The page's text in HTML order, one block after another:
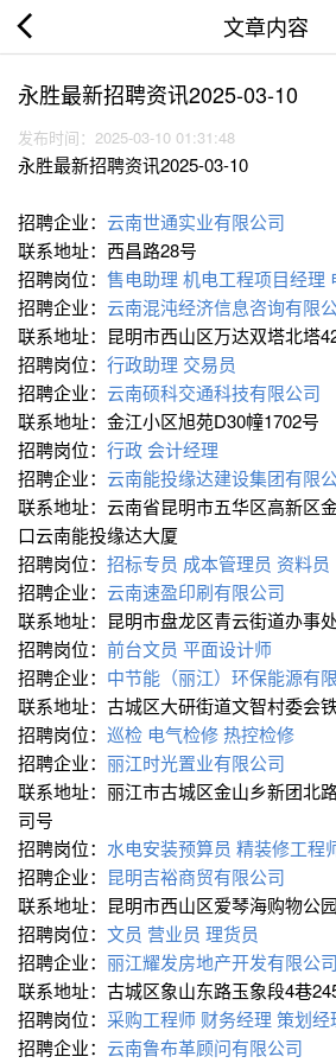
文章内容
永胜最新招聘资讯2025-03-10
发布时间：2025-03-10 01:31:48
永胜最新招聘资讯2025-03-10
招聘企业： 云南世通实业有限公司
联系地址：西昌路28号
招聘岗位： 售电助理 机电工程项目经理
招聘企业： 云南混沌经济信息咨询有限
联系地址：昆明市西山区万达双塔北塔
招聘岗位： 行政助理 交易员
招聘企业： 云南硕科交通科技有限公司
联系地址：金江小区旭苑D30幢1702号
招聘岗位： 行政会计经理
招聘企业： 云南能投缘达建设集团有限
联系地址：云南省昆明市五华区高新区
口云南能投缘达大厦
招聘岗位： 招标专员 成本管理员 资料员
招聘企业： 云南速盈印刷有限公司
联系地址：昆明市盘龙区青云街道办事
招聘岗位： 前台文员 平面设计师
招聘企业： 中节能（丽江）环保能源有
联系地址：古城区大研街道文智村委会
招聘岗位： 巡检 电气检修热控检修
招聘企业： 丽江时光置业有限公司
联系地址：丽江市古城区金山乡新团北
司号
招聘岗位： 水电安装预算员 精装修工程
招聘企业： 昆明吉裕商贸有限公司
联系地址：昆明市西山区爱琴海购物公
招聘岗位： 文员 营业员 理货员
招聘企业： 丽江耀发房地产开发有限公司
联系地址：古城区象山东路玉象段4巷
招聘岗位： 采购工程师 财务经理 策划经
招聘企业： 云南鲁布革顾问有限公司